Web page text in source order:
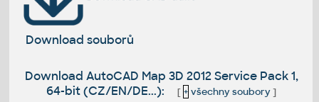
Download souborů
Download AutoCAD Map 3D 2012 Service Pack 1,
64-bit (CZ/EN/DE...):
[ + všechny soubory]